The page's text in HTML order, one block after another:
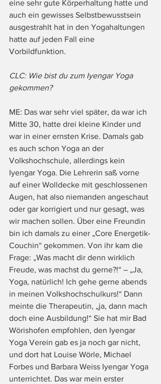
eine sehr gute Körperhaltung hatte und
auch ein gewisses Selbstbewusstsein
ausgestrahlt hat in den Yogahaltungen
hatte auf jeden Fall eine
Vorbildfunktion.
CLC: Wie bist du zum Iyengar Yoga
gekommen?
ME: Das war sehr viel später, da war ich
Mitte 30, hatte drei kleine Kinder und
war in einer ernsten Krise. Damals gab
es auch schon Yoga an der
Volkshochschule, allerdings kein
Iyengar Yoga. Die Lehrerin saß vorne
auf einer Wolldecke mit geschlossenen
Augen, hat also niemanden angeschaut
oder gar korrigiert und nur gesagt, was
wir machen sollen. Über eine Freundin
bin ich damals zu einer „Core Energetik-
Couchin“ gekommen. Von ihr kam die
Frage: „Was macht dir denn wirklich
Freude, was machst du gerne?!“ – „Ja,
Yoga, natürlich! Ich gehe gerne abends
in meinen Volkshochschulkurs!“ Dann
meinte die Therapeutin, „ja, dann mach
doch eine Ausbildung!“ Sie hat mir Bad
Wörishofen empfohlen, den Iyengar
Yoga Verein gab es ja noch gar nicht,
und dort hat Louise Wörle, Michael
Forbes und Barbara Weiss Iyengar Yoga
unterrichtet. Das war mein erster